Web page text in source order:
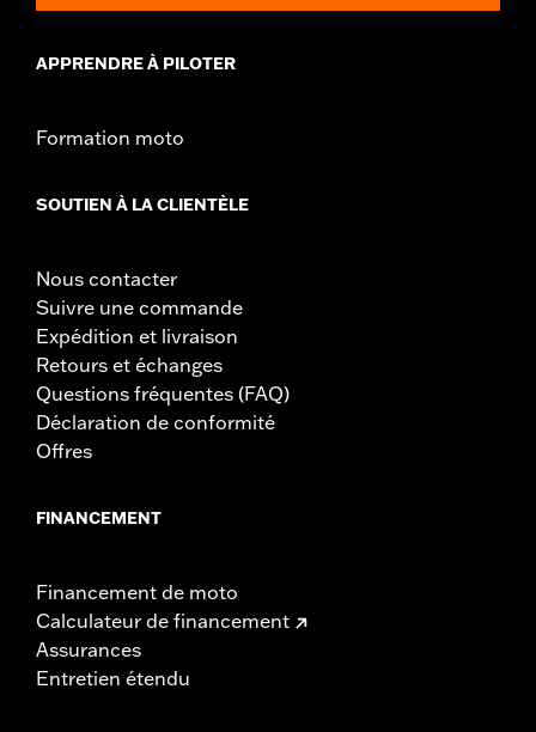
Dans la boîte:Enveloppe de feu arrière, plaque
montage nécessaire et instructions d'installation
d.com/warrantyfor full details
APPRENDRE À PILOTER
Formation moto
SOUTIEN À LA CLIENTÈLE
Nous contacter
Suivre une commande
Expédition et livraison
Retours et échanges
Questions fréquentes (FAQ)
Déclaration de conformité
Offres
FINANCEMENT
Financement de moto
Calculateur de financement
Assurances
Entretien étendu